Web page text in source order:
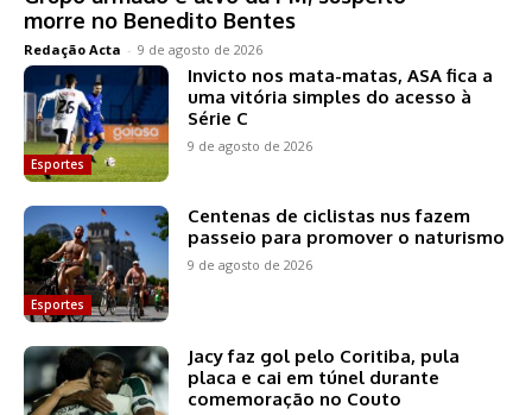
morre no Benedito Bentes
Redação Acta - 9 de agosto de 2026
Esportes
Invicto nos mata-matas, ASA fica a
uma vitória simples do acesso à
Série C
9 de agosto de 2026
Esportes
Centenas de ciclistas nus fazem
passeio para promover o naturismo
9 de agosto de 2026
Jacy faz gol pelo Coritiba, pula
placa e cai em túnel durante
comemoração no Couto